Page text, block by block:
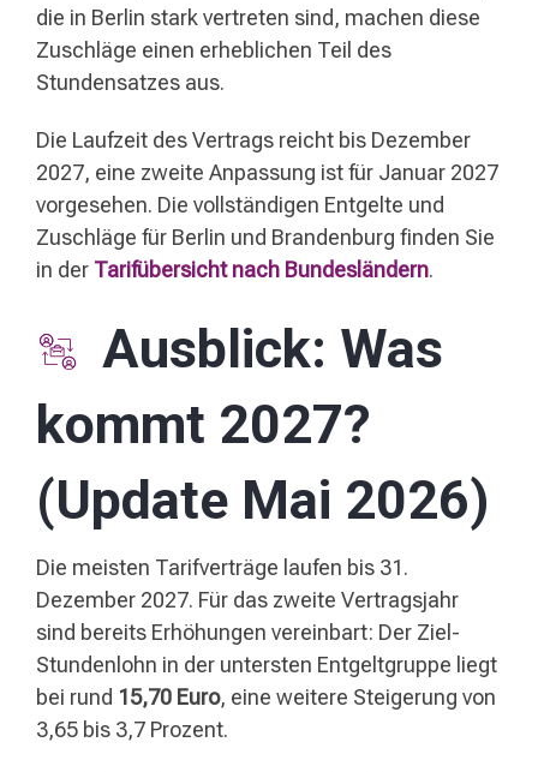
die in Berlin stark vertreten sind, machen diese
Zuschläge einen erheblichen Teil des
Stundensatzes aus.
Die Laufzeit des Vertrags reicht bis Dezember
2027, eine zweite Anpassung ist für Januar 2027
vorgesehen. Die vollständigen Entgelte und
Zuschläge für Berlin und Brandenburg finden Sie
in der Tarifübersicht nach Bundesländern.
Ausblick: Was
kommt 2027?
(Update Mai 2026)
Die meisten Tarifverträge laufen bis 31.
Dezember 2027. Für das zweite Vertragsjahr
sind bereits Erhöhungen vereinbart: Der Ziel-
Stundenlohn in der untersten Entgeltgruppe liegt
bei rund 15,70 Euro, eine weitere Steigerung von
3,65 bis 3,7 Prozent.